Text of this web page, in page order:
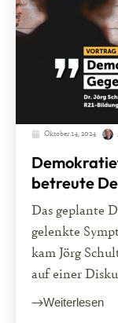
Oktober 14, 2024
betreute
Das geplante
gelenkte
kam Jörg
auf einer
Weiterlesen